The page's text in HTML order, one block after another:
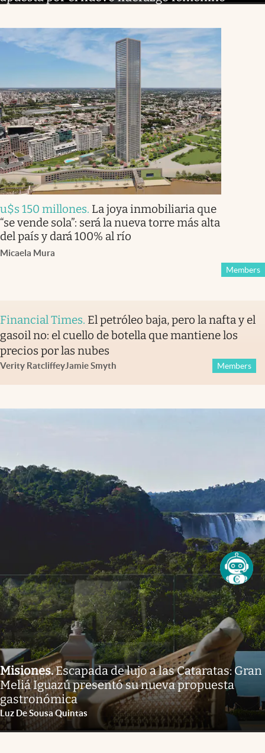
u$s 150 millones. La joya inmobiliaria que
“se vende sola”: será la nueva torre más alta
del país y dará 100% al río
Micaela Mura
Members
Financial Times. El petróleo baja, pero la nafta y el
gasoil no: el cuello de botella que mantiene los
precios por las nubes
Verity RatcliffeyJamie Smyth Members
Misiones.Escapada de lujo a las Cataratas: Gran
Meliá Iguazú presentó su nueva propuesta
gastronómica
Luz De Sousa Quintas